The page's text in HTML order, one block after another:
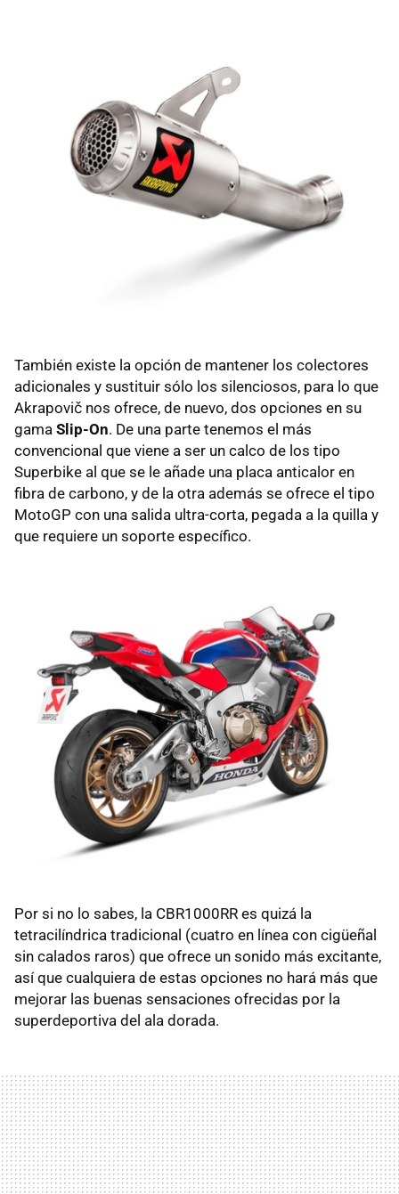
También existe la opción de mantener los colectores
adicionales y sustituir sólo los silenciosos, para lo que
Akrapovič nos ofrece, de nuevo, dos opciones en su
gama Slip-On. De una parte tenemos el más
convencional que viene a ser un calco de los tipo
Superbike al que se le añade una placa anticalor en
fibra de carbono, y de la otra además se ofrece el tipo
MotoGP con una salida ultra-corta, pegada a la quilla y
que requiere un soporte específico.
Por si no lo sabes, la CBR1000RR es quizá la
tetracilíndrica tradicional (cuatro en línea con cigüeñal
sin calados raros) que ofrece un sonido más excitante,
así que cualquiera de estas opciones no hará más que
mejorar las buenas sensaciones ofrecidas por la
superdeportiva del ala dorada.